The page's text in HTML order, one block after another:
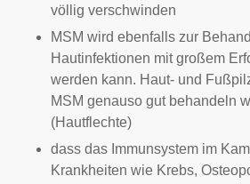
völlig verschwinden
MSM wird ebenfalls zur
Hautinfektionen mit großem
werden kann. Haut- und
MSM genauso gut behandeln
(Hautflechte)
dass das Immunsystem im
Krankheiten wie Krebs,